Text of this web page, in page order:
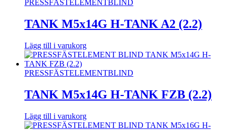
PRESSFÄSTELEMENTBLIND
TANK M5x14G H-TANK A2 (2.2)
Lägg till i varukorg
PRESSFÄSTELEMENTBLIND
TANK M5x14G H-TANK FZB (2.2)
Lägg till i varukorg